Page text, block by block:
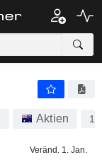
Aktien
Veränd. 1. Jan.